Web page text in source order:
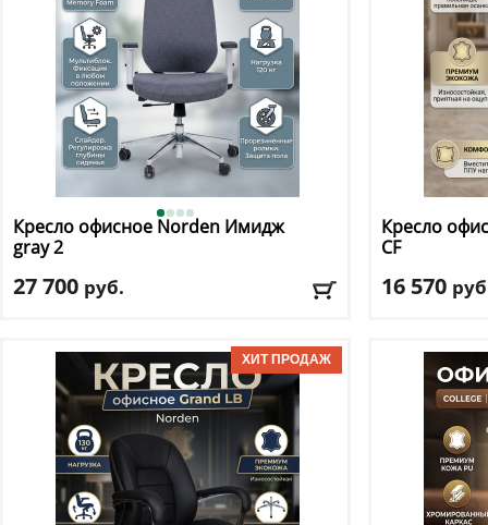
Кресло офисное Norden Имидж
gray 2
27 700 руб.
Механизм качания: мультиблок
Регулировка по высоте: есть
Материал обивки: ткань
Подлокотники: да
Доставка:БЕСПЛАТНО, 2-3 дня
Кресло
CF
16 570
Механизм
Регулировка
Материал
Доставка: